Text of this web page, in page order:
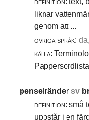
definition: text,
liknar
genom att ...
övriga språk:
källa:
penselrändersv
definition: små
uppstår i en